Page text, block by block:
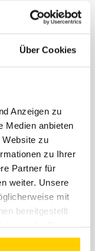
Über Cookies
Anzeigen zu
Medien anbieten
Website zu
zu Ihrer
Partner für
weiter. Unsere
mit
bereitgestellt
bei. ( Innerhalb
Beschwerden
eine Mail an
Team steht dir
Wir geben uns
von 48
es einmal
Verständnis.